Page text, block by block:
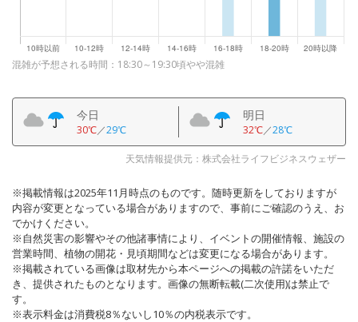
混雑が予想される時間：18:30～19:30頃やや混雑
今日
30℃／29℃
明日
32℃／28℃
天気情報提供元：株式会社ライフビジネスウェザー
※掲載情報は2025年11月時点のものです。随時更新をしておりますが
内容が変更となっている場合がありますので、事前にご確認のうえ、お
でかけください。
※自然災害の影響やその他諸事情により、イベントの開催情報、施設の
営業時間、植物の開花・見頃期間などは変更になる場合があります。
※掲載されている画像は取材先から本ページへの掲載の許諾をいただ
き、提供されたものとなります。画像の無断転載(二次使用)は禁止で
す。
※表示料金は消費税8％ないし10％の内税表示です。